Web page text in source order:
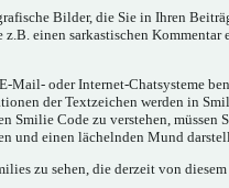
Bilder, die Sie in Ihren
einen sarkastischen
Mail- oder Internet-Chatsysteme
der Textzeichen werden in
Smilie Code zu verstehen,
und einen lächelnden Mund
zu sehen, die derzeit von